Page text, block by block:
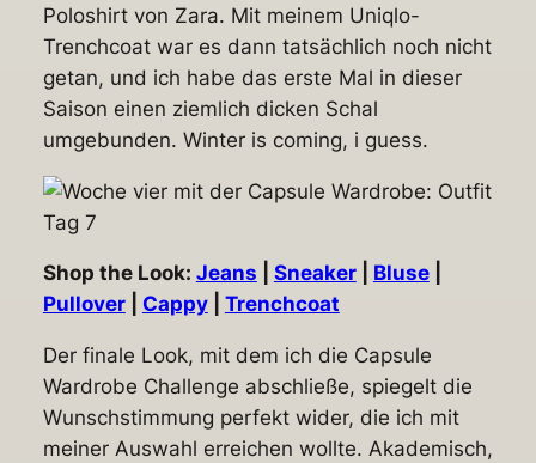
Poloshirt von Zara. Mit meinem Uniqlo-
Trenchcoat war es dann tatsächlich noch nicht
getan, und ich habe das erste Mal in dieser
Saison einen ziemlich dicken Schal
umgebunden. Winter is coming, i guess.
Shop the Look: Jeans Sneaker| Bluse|
Pullover| Cappy| Trenchcoat
Der finale Look, mit dem ich die Capsule
Wardrobe Challenge abschließe, spiegelt die
Wunschstimmung perfekt wider, die ich mit
meiner Auswahl erreichen wollte. Akademisch,